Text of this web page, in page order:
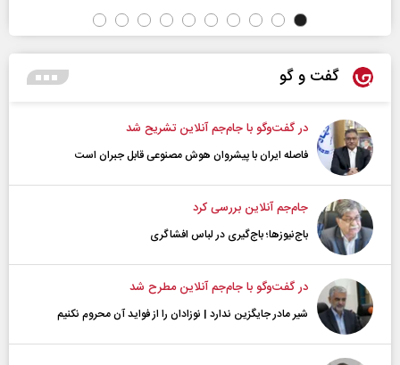
گفت و گو
در گفت‌و‌گو با جام‌جم آنلاین تشریح شد
فاصله ایران با پیشرو‌ان هوش مصنوعی قابل جبران است
جام‌جم آنلاین بررسی کرد
باج‌نیوزها؛ باج‌گیری در لباس افشاگری
در گفت‌و‌گو با جام‌جم آنلاین مطرح شد
شیر مادر جایگزین ندارد | نوزادان را از فواید آن محروم نکنیم